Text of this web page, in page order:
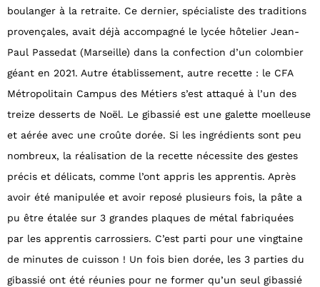
boulanger à la retraite. Ce dernier, spécialiste des traditions
provençales, avait déjà accompagné le lycée hôtelier Jean-
Paul Passedat (Marseille) dans la confection d’un colombier
géant en 2021. Autre établissement, autre recette : le CFA
Métropolitain Campus des Métiers s’est attaqué à l’un des
treize desserts de Noël. Le gibassié est une galette moelleuse
et aérée avec une croûte dorée. Si les ingrédients sont peu
nombreux, la réalisation de la recette nécessite des gestes
précis et délicats, comme l’ont appris les apprentis. Après
avoir été manipulée et avoir reposé plusieurs fois, la pâte a
pu être étalée sur 3 grandes plaques de métal fabriquées
par les apprentis carrossiers. C’est parti pour une vingtaine
de minutes de cuisson ! Un fois bien dorée, les 3 parties du
gibassié ont été réunies pour ne former qu’un seul gibassié